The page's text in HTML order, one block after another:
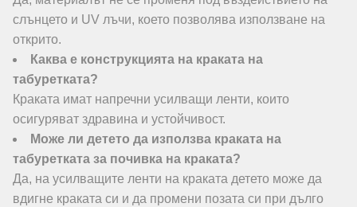
слънцето и UV лъчи, което позволява използване на
открито.
Каква е конструкцията на краката на
табуретката?
Краката имат напречни усилващи ленти, които
осигуряват здравина и устойчивост.
Може ли детето да използва краката на
табуретката за почивка на краката?
Да, на усилващите ленти на краката детето може да
вдигне краката си и да промени позата си при дълго